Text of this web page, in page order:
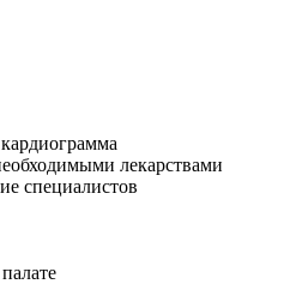
лекарствами
специалистов